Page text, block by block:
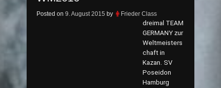
Posted on 9. August 2015 by Frieder Class
dreimal TEAM
GERMANY zur
Weltmeisters
chaft in
Kazan. SV
Poseidon
Hamburg